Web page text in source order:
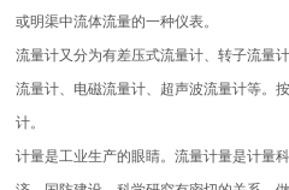
或明渠中流体流量的一种仪表。
流量计又分为有差压式流量计、转子流量
流量计、电磁流量计、超声波流量计等。
计。
计量是工业生产的眼睛。流量计量是计量